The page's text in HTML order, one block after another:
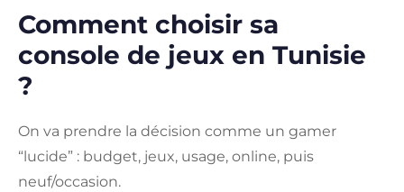
Comment choisir sa
console de jeux en Tunisie
?
On va prendre la décision comme un gamer
“lucide” : budget, jeux, usage, online, puis
neuf/occasion.